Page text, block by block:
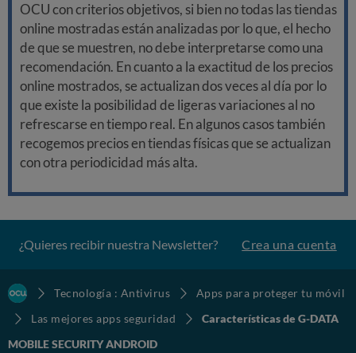
OCU con criterios objetivos, si bien no todas las tiendas
online mostradas están analizadas por lo que, el hecho
de que se muestren, no debe interpretarse como una
recomendación. En cuanto a la exactitud de los precios
online mostrados, se actualizan dos veces al día por lo
que existe la posibilidad de ligeras variaciones al no
refrescarse en tiempo real. En algunos casos también
recogemos precios en tiendas físicas que se actualizan
con otra periodicidad más alta.
¿Quieres recibir nuestra Newsletter? Crea una cuenta
Tecnología : Antivirus
Apps para proteger tu móvil
Las mejores apps seguridad
Características de G-DATA
MOBILE SECURITY ANDROID